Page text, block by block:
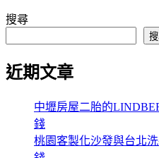
搜尋
近期文章
中壢房屋二胎的
錢
桃園客製化沙發與台北